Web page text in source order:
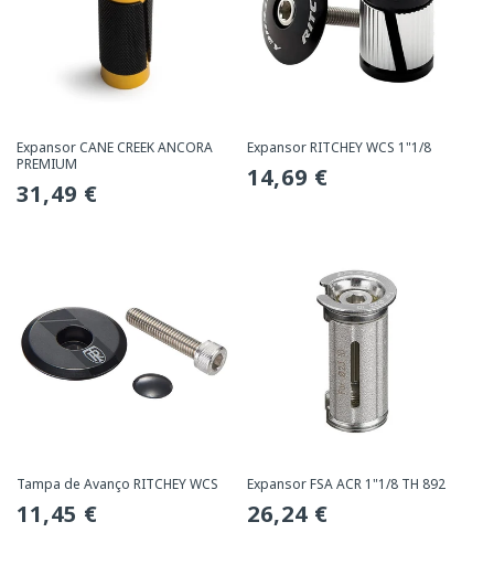
Expansor CANE CREEK ANCORA
PREMIUM
Preço
31,49 €
Expansor RITCHEY WCS 1"1/8
Preço
14,69 €
Tampa de Avanço RITCHEY WCS
Preço
11,45 €
Expansor FSA ACR 1"1/8 TH 892
Preço
26,24 €